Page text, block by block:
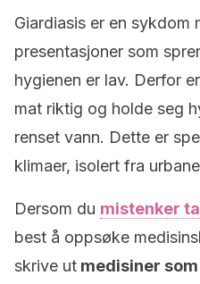
Giardiasis er en sykdom
presentasjoner som
hygienen er lav. Derfor
mat riktig og holde seg
renset vann. Dette er
klimaer, isolert fra
Dersom du mistenker
best å oppsøke
skrive ut medisiner